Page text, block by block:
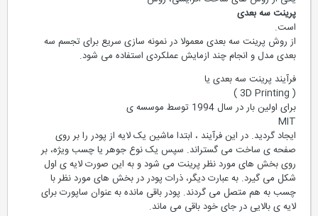
پرینت سه بعدی
است.
از روش پرینت سه بعدی معمولا در نمونه سازی سریع برای تجسم سه
بعدی مدل و انجام چند ازمایش عملکردی استفاده می شود.
فرآیند پرینت سه بعدی یا
برای اولین بار در سال 1994 توسط موسسه ی
MIT
ایجاد گردید. در این فرآیند ، ابتدا ماشین یک لایه از پودر را بر روی
صفحه ی ساخت می گستراند. سپس یک نوع جوهر یا چسب ویژه، بر
روی بخش های مورد نظر پرینت می شود و به این صورت لایه ی اول
شکل می گیرد. به عبارت دیگر، ذرات پودر در بخش های مورد نظر با
چسب به هم متصل می گردند. پودر باقی مانده به عنوان ساپورت برای
لایه ی بالایی در جای خود باقی می ماند.